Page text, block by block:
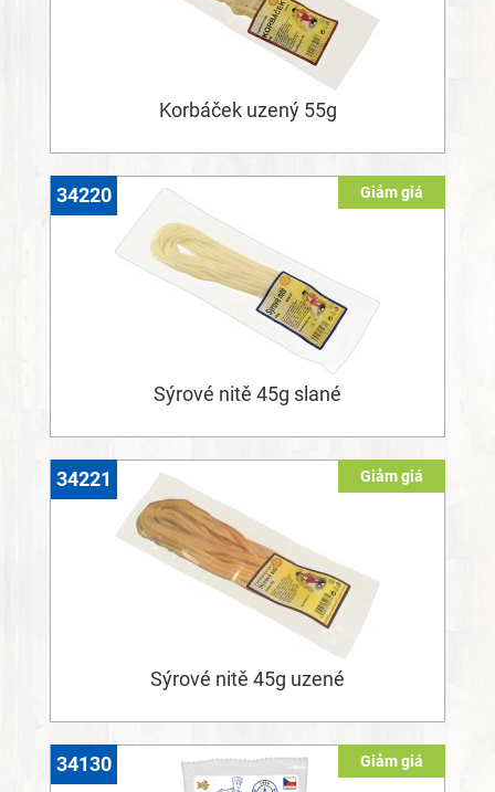
Korbáček uzený 55g
Giảm giá
Sýrové nitě 45g slané
34220
Giảm giá
Sýrové nitě 45g uzené
34221
Giảm giá
34130